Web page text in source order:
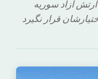
زیرا ۱۱ گروه ارتش آزاد سوریه
قرار نگیرد